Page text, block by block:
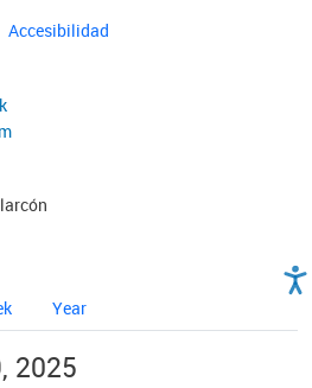
principal cultura
Accesibilidad
Year
2025